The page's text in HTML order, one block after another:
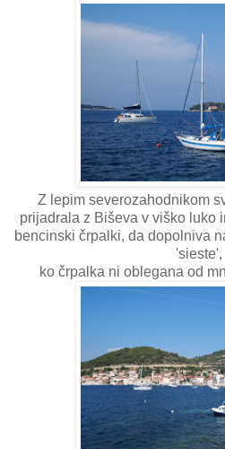
Z lepim severozahodnikom
prijadrala z Biševa v viško luko
bencinski črpalki, da dopolniva
'sieste',
ko črpalka ni oblegana od